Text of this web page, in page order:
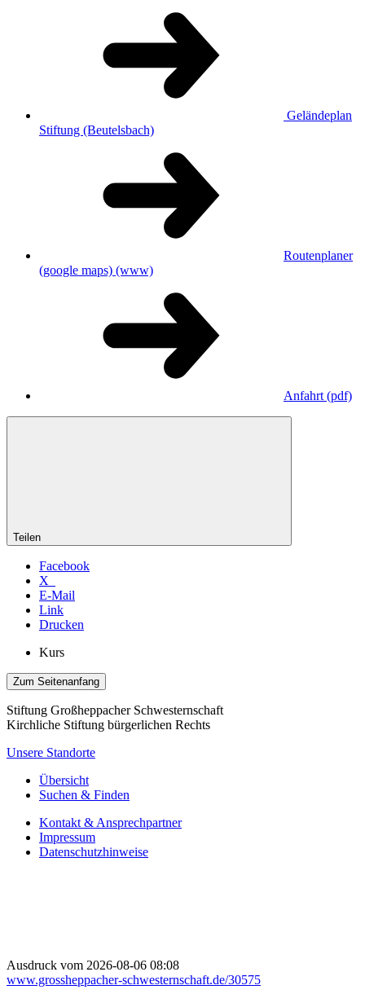
Geländeplan
Stiftung (Beutelsbach)
Routenplaner
(google maps) (www)
Anfahrt (pdf)
Teilen
Facebook
X
E-Mail
Link
Drucken
Kurs
Zum Seitenanfang
Stiftung Großheppacher Schwesternschaft
Kirchliche Stiftung bürgerlichen Rechts
Unsere Standorte
Übersicht
Suchen & Finden
Kontakt & Ansprechpartner
Impressum
Datenschutzhinweise
Ausdruck vom 2026-08-06 08:08
www.grossheppacher-schwesternschaft.de/30575